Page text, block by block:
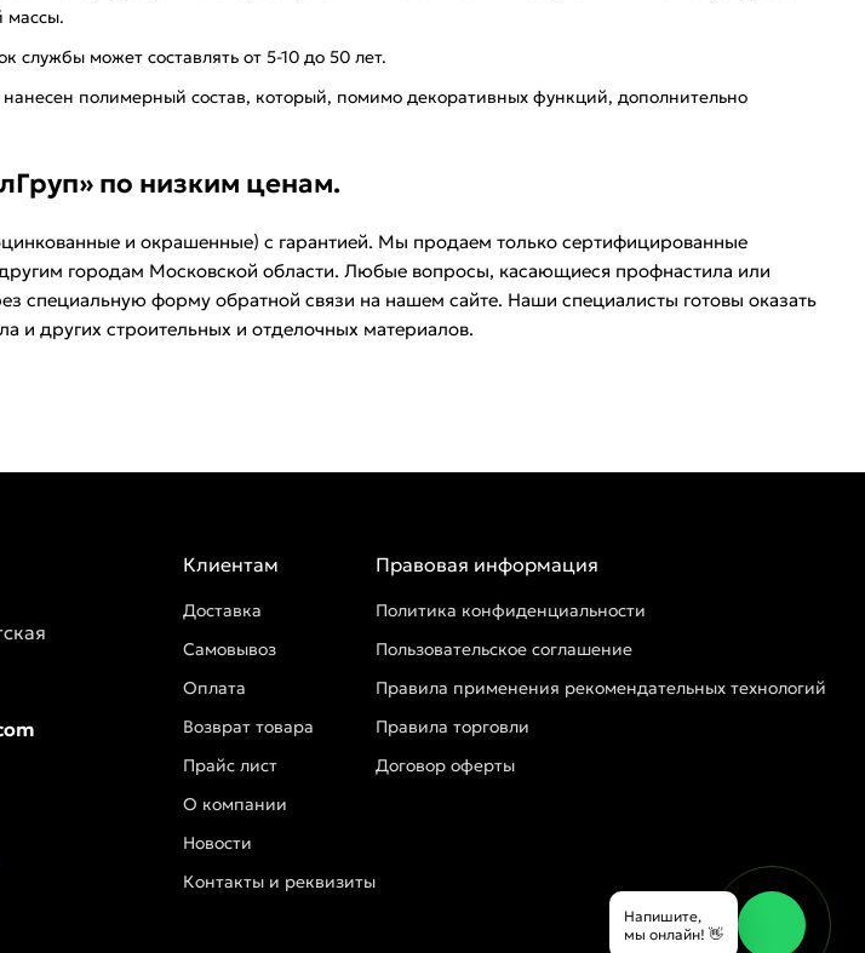
массы.
службы может составлять от 5-10 до 50 лет.
полимерный состав, который, помимо декоративных функций, дополнительно
по низким ценам.
и окрашенные) с гарантией. Мы продаем только сертифицированные
городам Московской области. Любые вопросы, касающиеся профнастила или
специальную форму обратной связи на нашем сайте. Наши специалисты готовы оказать
и других строительных и отделочных материалов.
Клиентам
Доставка
Самовывоз
Оплата
Возврат товара
Прайс лист
О компании
Новости
Контакты и реквизиты
Правовая информация
Политика конфиденциальности
Пользовательское соглашение
Правила применения рекомендательных технологий
Правила торговли
Договор оферты
Напишите,
мы онлайн! 👋